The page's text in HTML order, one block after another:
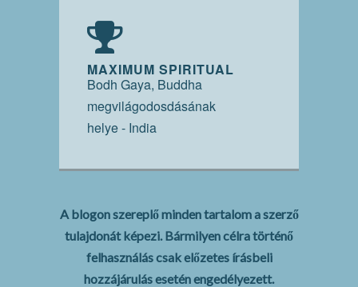
MAXIMUM SPIRITUAL
Bodh Gaya, Buddha
megvilágodosdásának
helye - India
A blogon szereplő minden tartalom a szerző
tulajdonát képezi. Bármilyen célra történő
felhasználás csak előzetes írásbeli
hozzájárulás esetén engedélyezett.